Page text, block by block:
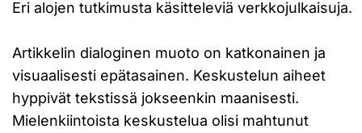
Eri alojen tutkimusta käsitteleviä verkkojulkaisuja.
Artikkelin dialoginen muoto on katkonainen ja
visuaalisesti epätasainen. Keskustelun aiheet
hyppivät tekstissä jokseenkin maanisesti.
Mielenkiintoista keskustelua olisi mahtunut